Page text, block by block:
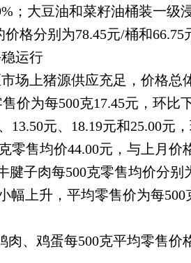
；大豆油和菜籽油桶装一级
格分别为78.45元/桶和66.75
运行
上猪源供应充足，价格总
价为每500克17.45元，环比
元、18.19元和25.00元
售均价44.00元，与上月价
子肉每500克零售均价分别
上升，平均零售价为每500
鸡蛋每500克平均零售价